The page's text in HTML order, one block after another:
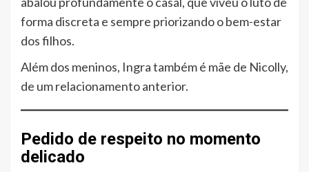
forma discreta e sempre priorizando o bem-estar
dos filhos.
Além dos meninos, Ingra também é mãe de Nicolly,
de um relacionamento anterior.
Pedido de respeito no momento
delicado